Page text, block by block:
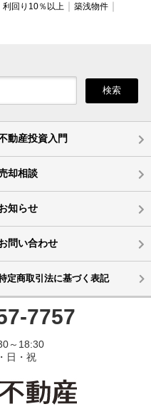
利回り10％以上
築浅物件
検索
動産投資入門
却相談
知らせ
問い合わせ
定商取引法に基づく表記
7757
～18:30
日・祝